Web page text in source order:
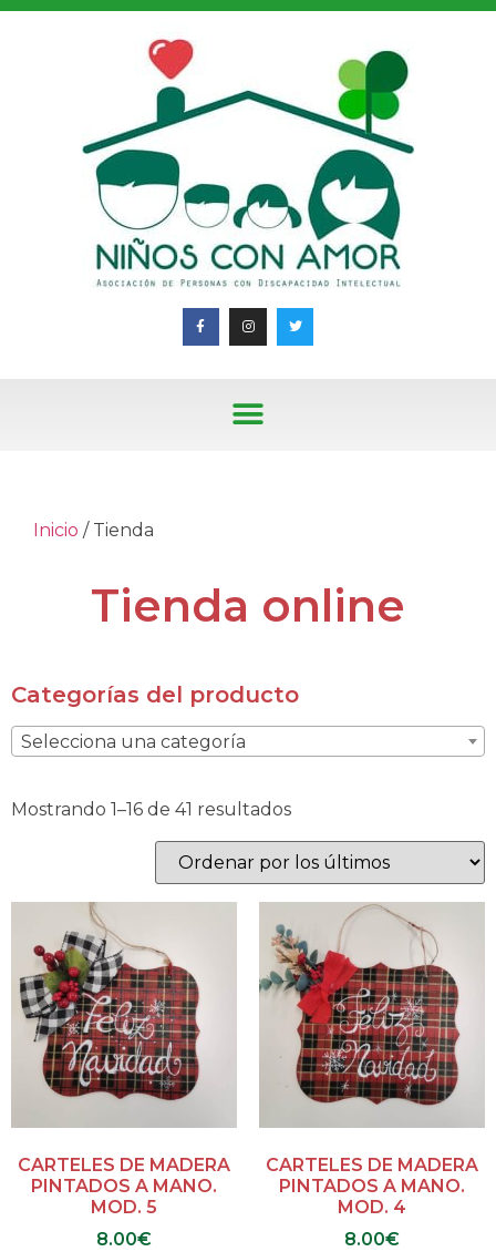
Inicio / Tienda
Tienda online
Categorías del producto
Selecciona una categoría
Mostrando 1–16 de 41 resultados
CARTELES DE MADERA
PINTADOS A MANO.
MOD. 5
8.00€
CARTELES DE MADERA
PINTADOS A MANO.
MOD. 4
8.00€